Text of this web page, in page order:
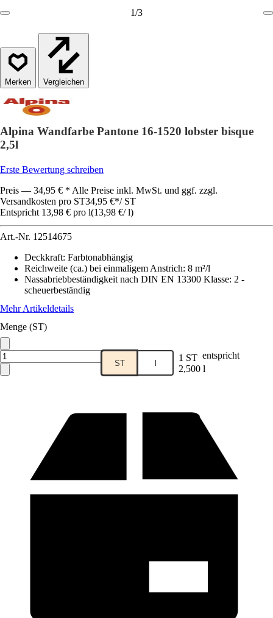
1/3
Vergleichen
Alpina Wandfarbe Pantone 16-1520 lobster bisque
2,5l
Erste Bewertung schreiben
Preis — 34,95 € * Alle Preise inkl. MwSt. und ggf. zzgl.
Versandkosten pro ST34,95 €*/ ST
Entspricht 13,98 € pro l(13,98 €/ l)
Art.-Nr. 12514675
Deckkraft: Farbtonabhängig
Reichweite (ca.) bei einmaligem Anstrich: 8 m²/l
Nassabriebbeständigkeit nach DIN EN 13300 Klasse: 2 -
scheuerbeständig
Mehr Artikeldetails
Menge (ST)
ST l 1 ST entspricht
2,500 l